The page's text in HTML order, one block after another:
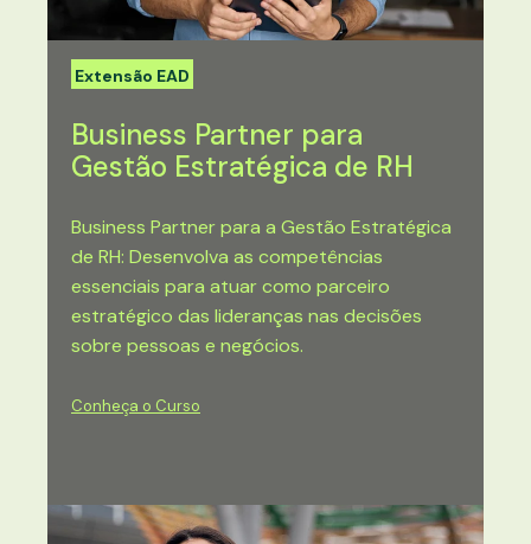
Extensão EAD
Business Partner para
Gestão Estratégica de RH
Business Partner para a Gestão Estratégica
de RH: Desenvolva as competências
essenciais para atuar como parceiro
estratégico das lideranças nas decisões
sobre pessoas e negócios.
Conheça o Curso